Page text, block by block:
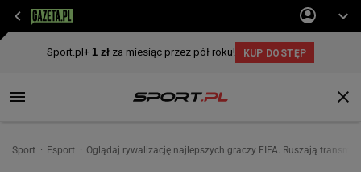
Sport Esport Oglądaj rywalizację najlepszych graczy FIFA. Ruszają